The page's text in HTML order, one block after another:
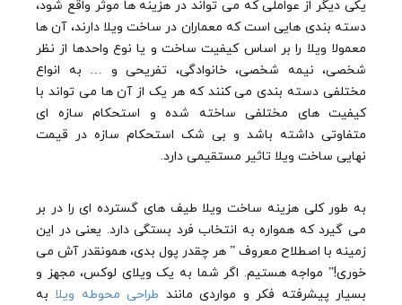
یکی دیگر از عواملی که می تواند در هزینه ها موثر واقع شود،
دسته بندی هایی است که معماران در ساخت ویلا دارند، آن ها
معمولا ویلا را بر اساس کیفیت ساخت و یا نوع واحدها از نظر
شخصی، نیمه شخصی، خانوادگی، تفریحی و … به انواع
مختلفی دسته بندی می کنند که هر یک از آن ها می تواند با
کیفیت های مختلفی ساخته شده و استحکام سازه ای
متفاوتی داشته باشد و بی شک استحکام سازه در قیمت
نهایی ساخت ویلا تاثیر مستقیمی دارد.
به طور کلی هزینه ساخت ویلا طیف های گسترده ای را در بر
می گیرد که همواره به انتخاب فرد بستگی دارد. یعنی در این
زمینه با اصطلاح معروف ” هر چقدر پول بدی، همونقدر آش می
خوری!” مواجه هستیم. اگر شما به یک ویلای لوکس، مجهز و
بسیار پیشرفته فکر و مواردی مانند طراحی محوطه ویلا به